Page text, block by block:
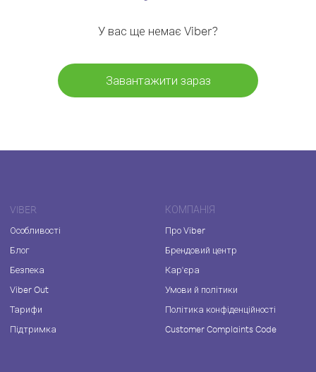
У вас ще немає Viber?
Завантажити зараз
VIBER
Особливості
Блог
Безпека
Viber Out
Тарифи
Підтримка
КОМПАНІЯ
Про Viber
Брендовий центр
Кар'єра
Умови й політики
Політика конфіденційності
Customer Complaints Code